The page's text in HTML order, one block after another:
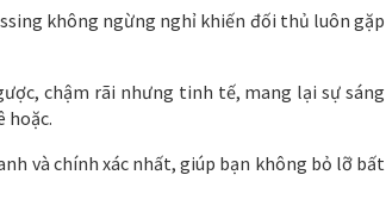
không ngừng nghỉ khiến đối thủ luôn gặp
chậm rãi nhưng tinh tế, mang lại sự sáng
hoặc.
và chính xác nhất, giúp bạn không bỏ lỡ bất